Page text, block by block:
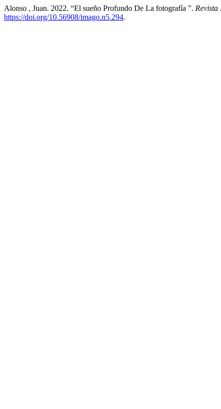
Alonso , Juan. 2022. “El sueño Profundo De La fotografía ”.
https://doi.org/10.56908/imago.n5.294.